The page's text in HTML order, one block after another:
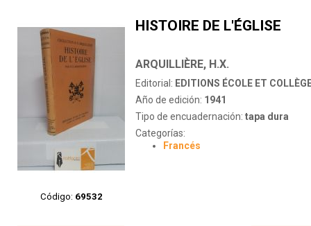
Código: 69532
HISTOIRE DE L'ÉGLISE
ARQUILLIÈRE, H.X.
Editorial: EDITIONS ÉCOLE ET
Año de edición: 1941
Tipo de encuadernación: tapa dura
Categorías:
Francés